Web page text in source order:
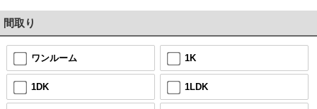
間取り
ワンルーム 1K
1DK 1LDK